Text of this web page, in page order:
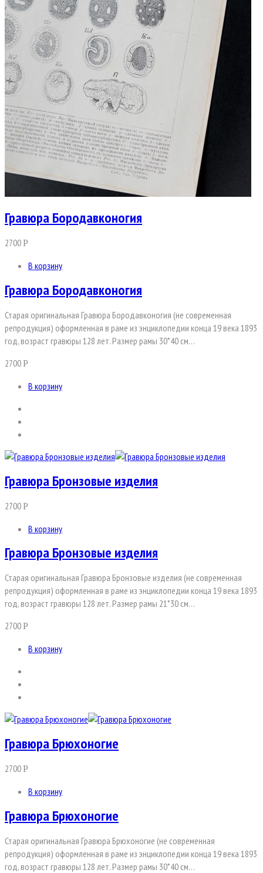
Гравюра Бородавконогия
2700Р
В корзину
Гравюра Бородавконогия
Старая оригинальная Гравюра Бородавконогия (не современная
репродукция) оформленная в раме из энциклопедии конца 19 века 1893
год, возраст гравюры 128 лет. Размер рамы 30*40 см…
2700Р
В корзину
Гравюра Бронзовые изделия
2700Р
В корзину
Гравюра Бронзовые изделия
Старая оригинальная Гравюра Бронзовые изделия (не современная
репродукция) оформленная в раме из энциклопедии конца 19 века 1893
год, возраст гравюры 128 лет. Размер рамы 21*30 см…
2700Р
В корзину
Гравюра Брюхоногие
2700Р
В корзину
Гравюра Брюхоногие
Старая оригинальная Гравюра Брюхоногие (не современная
репродукция) оформленная в раме из энциклопедии конца 19 века 1893
год, возраст гравюры 128 лет. Размер рамы 30*40 см…